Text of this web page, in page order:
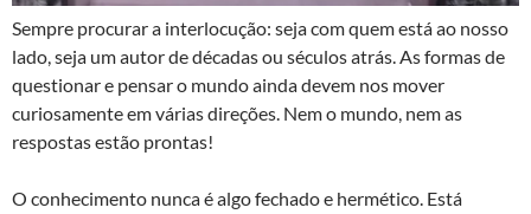
Sempre procurar a interlocução: seja com quem está ao nosso
lado, seja um autor de décadas ou séculos atrás. As formas de
questionar e pensar o mundo ainda devem nos mover
curiosamente em várias direções. Nem o mundo, nem as
respostas estão prontas!
O conhecimento nunca é algo fechado e hermético. Está